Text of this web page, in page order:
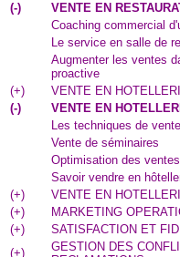
(-)
VENTE EN
Coaching commercial
Le service en salle de
Augmenter les ventes
proactive
(+)
VENTE EN
(-)
VENTE EN
Les techniques de
Vente de séminaires
Optimisation des
Savoir vendre en
(+)
VENTE EN
(+)
MARKETING
(+)
SATISFACTION ET
(+)
GESTION DES